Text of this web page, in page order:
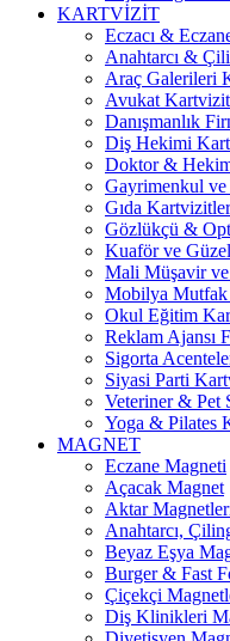
KARTVİZİT
Eczacı &
Anahtarcı &
Araç Galerileri
Avukat
Danışmanlık
Diş Hekimi
Doktor &
Gayrimenkul ve
Gıda
Gözlükçü &
Kuaför ve
Mali Müşavir
Mobilya
Okul Eğitim
Reklam Ajansı
Sigorta
Siyasi Parti
Veteriner & Pet
Yoga & Pilates
MAGNET
Eczane Magneti
Açacak Magnet
Aktar
Anahtarcı,
Beyaz Eşya
Burger & Fast
Çiçekçi
Diş Klinikleri